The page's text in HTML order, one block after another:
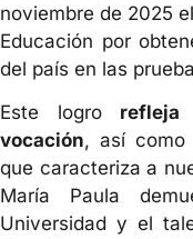
noviembre de 2025 el
Educación por
del país en las
Este logro
vocación, así como
que caracteriza a
María Paula
Universidad y el